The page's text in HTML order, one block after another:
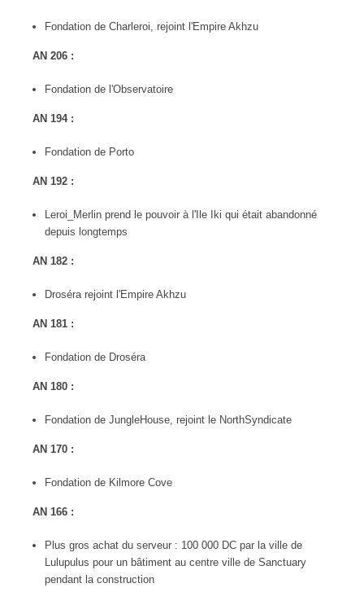
Fondation de Charleroi, rejoint l'Empire Akhzu
AN 206 :
Fondation de l'Observatoire
AN 194 :
Fondation de Porto
AN 192 :
Leroi_Merlin prend le pouvoir à l'Ile Iki qui était abandonné
depuis longtemps
AN 182 :
Droséra rejoint l'Empire Akhzu
AN 181 :
Fondation de Droséra
AN 180 :
Fondation de JungleHouse, rejoint le NorthSyndicate
AN 170 :
Fondation de Kilmore Cove
AN 166 :
Plus gros achat du serveur : 100 000 DC par la ville de
Lulupulus pour un bâtiment au centre ville de Sanctuary
pendant la construction